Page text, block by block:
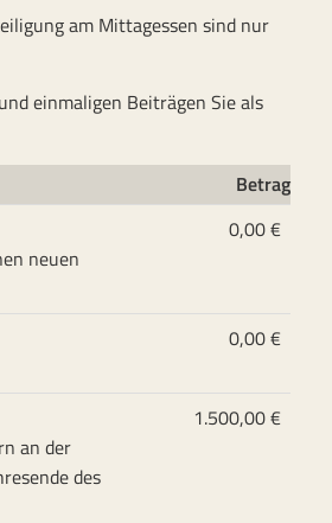
am Mittagessen sind nur
einmaligen Beiträgen Sie als
Betrag
neuen
0,00 €
0,00 €
an der
des
1.500,00 €